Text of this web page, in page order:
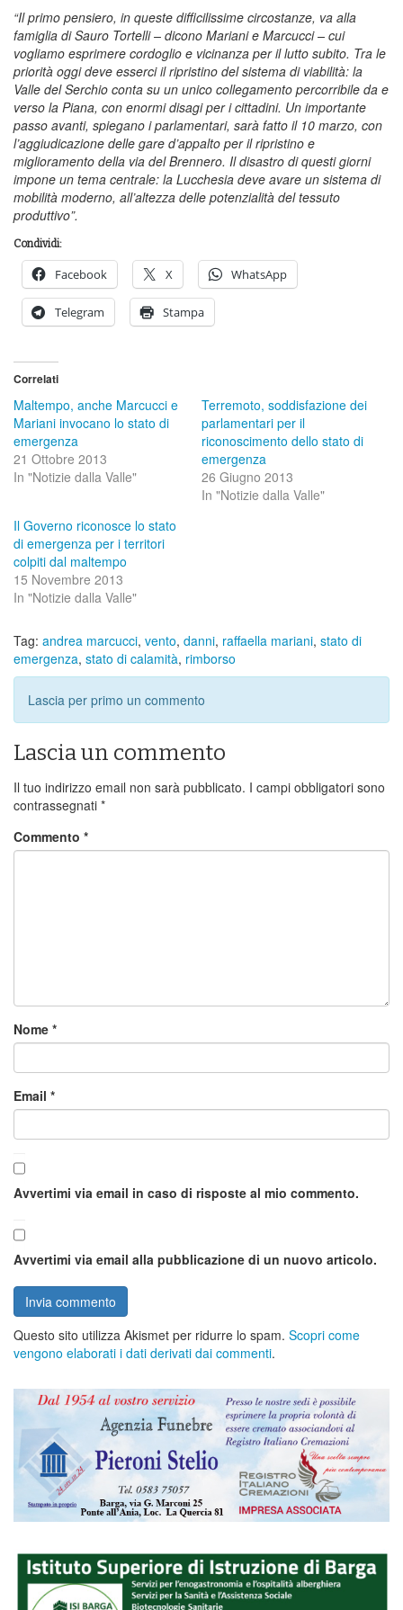
“Il primo pensiero, in queste difficilissime circostanze, va alla
famiglia di Sauro Tortelli – dicono Mariani e Marcucci – cui
vogliamo esprimere cordoglio e vicinanza per il lutto subito. Tra le
priorità oggi deve esserci il ripristino del sistema di viabilità: la
Valle del Serchio conta su un unico collegamento percorribile da e
verso la Piana, con enormi disagi per i cittadini. Un importante
passo avanti, spiegano i parlamentari, sarà fatto il 10 marzo, con
l’aggiudicazione delle gare d’appalto per il ripristino e
miglioramento della via del Brennero. Il disastro di questi giorni
impone un tema centrale: la Lucchesia deve avare un sistema di
mobilità moderno, all’altezza delle potenzialità del tessuto
produttivo”.
Condividi:
Facebook X WhatsApp
Telegram Stampa
Correlati
Maltempo, anche Marcucci e
Mariani invocano lo stato di
emergenza
21 Ottobre 2013
In "Notizie dalla Valle"
Terremoto, soddisfazione dei
parlamentari per il
riconoscimento dello stato di
emergenza
26 Giugno 2013
In "Notizie dalla Valle"
Il Governo riconosce lo stato
di emergenza per i territori
colpiti dal maltempo
15 Novembre 2013
In "Notizie dalla Valle"
Tag: andrea marcucci, vento, danni, raffaella mariani, stato di
emergenza, stato di calamità, rimborso
Lascia per primo un commento
Lascia un commento
Il tuo indirizzo email non sarà pubblicato. I campi obbligatori sono
contrassegnati *
Commento *
Nome *
Email *
Avvertimi via email in caso di risposte al mio commento.
Avvertimi via email alla pubblicazione di un nuovo articolo.
Questo sito utilizza Akismet per ridurre lo spam. Scopri come
vengono elaborati i dati derivati dai commenti.